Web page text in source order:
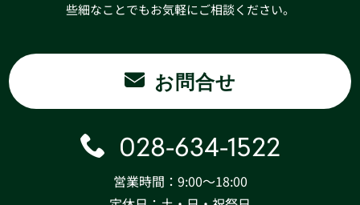
些細なことでもお気軽にご相談ください。
お問合せ
028-634-1522
営業時間：9:00〜18:00